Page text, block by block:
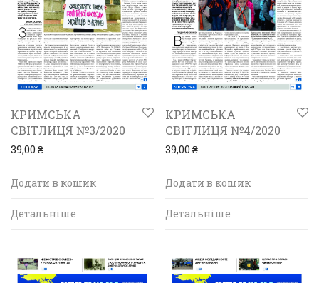
КРИМСЬКА
СВІТЛИЦЯ №3/2020
39,00 ₴
Додати в кошик
Детальніше
КРИМСЬКА
СВІТЛИЦЯ №4/2020
39,00 ₴
Додати в кошик
Детальніше